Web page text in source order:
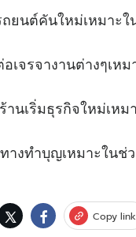
รถยนต์คันใหม่เห
อเจรจางานต่างๆ
ร้านเริ่มธุรกิจใหม่
นทางทำบุญเหม
Copy link